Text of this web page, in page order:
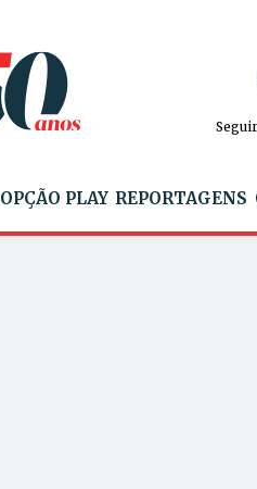
OPÇÃO PLAY REPORTAGENS